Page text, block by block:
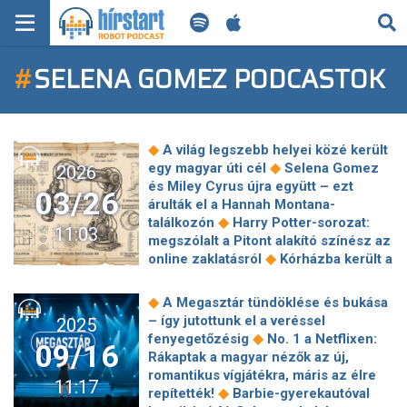
KERESÉS
KEZDŐLAP
FRISS HÍREK
TECH HÍREK
FILM-ZENE-SZÓRAKOZÁS
PLAYLIST
MI AZ A ROBOT PODCAST?
#SELENA GOMEZ PODCASTOK
2026
03/26
11:03
◆ A világ legszebb helyei közé került
egy magyar úti cél ◆ Selena Gomez
és Miley Cyrus újra együtt – ezt
árulták el a Hannah Montana-
találkozón ◆ Harry Potter-sorozat:
megszólalt a Pitont alakító színész az
online zaklatásról ◆ Kórházba került a
jubileumi koncerten sem
Buzsik
Borka álomszép házassági évfordulós
ajándékot kapott Szoboszlai
Dominiktől ◆
Koncz Zsuzsa
szegénységben nőtt fel, most újra a
pénz miatt aggódik: nem jönne ki a
2025
09/16
11:17
◆ A Megasztár tündöklése és bukása
– így jutottunk el a veréssel
fenyegetőzésig ◆ No. 1 a Netflixen:
Rákaptak a magyar nézők az új,
romantikus vígjátékra, máris az élre
repítették! ◆ Barbie-gyerekautóval